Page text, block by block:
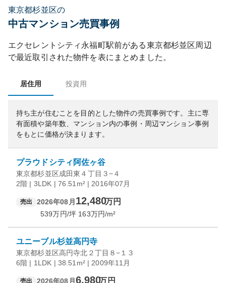
東京都杉並区の
中古マンション売買事例
エクセレントシティ永福町駅前がある東京都杉並区周辺
で最近取引された物件を表にまとめました。
居住用 投資用
持ち主が住むことを目的とした物件の売買事例です。 主に専
有面積や築年数、マンション内の事例・周辺マンション事例
をもとに価格が決まります。
プラウドシティ阿佐ヶ谷
東京都杉並区成田東４丁目３−４
2階 | 3LDK | 76.51m² | 2016年07月
売出 2026年08月 12,480万円
539万円/坪 163万円/m²
ユニーブル杉並高円寺
東京都杉並区高円寺北２丁目８−１３
6階 | 1LDK | 38.51m² | 2009年11月
売出 2026年08月 6,980万円